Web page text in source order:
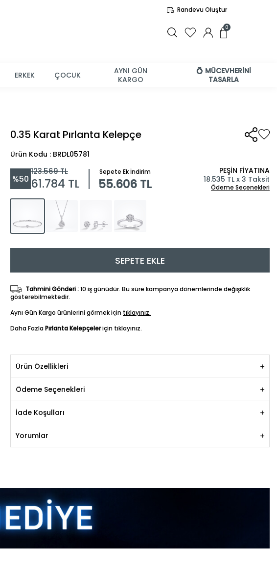
Randevu Oluştur
0
ERKEK ÇOCUK
AYNI GÜN
KARGO
💍 MÜCEVHERİNİ
TASARLA
0.35 Karat Pırlanta Kelepçe
Ürün Kodu : BRDL05781
%50
123.569TL
61.784 TL
Sepete Ek İndirim
55.606 TL
PEŞİN FİYATINA
18.535 TL x 3 Taksit
Ödeme Seçenekleri
SEPETE EKLE
Tahmini Gönderi :10 iş günüdür. Bu süre kampanya dönemlerinde değişiklik
gösterebilmektedir.
Aynı Gün Kargo ürünlerini görmek için tıklayınız.
Daha FazlaPırlanta Kelepçeleriçin tıklayınız.
Ürün Özellikleri
Ödeme Seçenekleri
İade Koşulları
Yorumlar